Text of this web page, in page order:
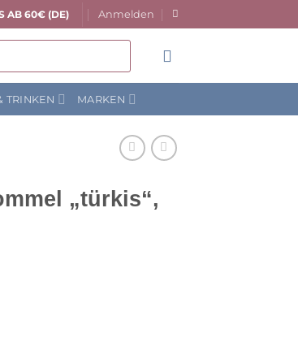
AB 60€ (DE) Anmelden
TRINKEN MARKEN
„türkis“,